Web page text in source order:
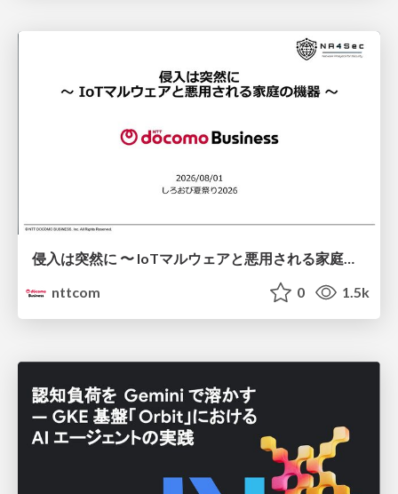
侵入は突然に 〜 IoTマルウェアと悪用される家庭の機器 ～ / When Intrusion Strikes: IoT Malware and the Abuse of Home Devices
nttcom
0 1.5k